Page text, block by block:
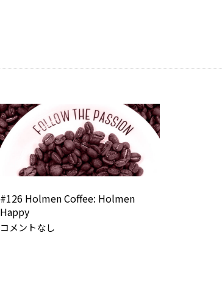
#126 Holmen Coffee: Holmen
Happy
コメントなし